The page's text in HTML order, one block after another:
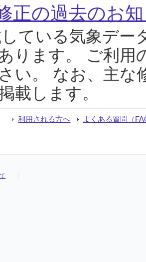
正の過去のお
ている気象デー
ります。 ご利用
い。 なお、主な
載します。
利用される方へ よくある質問（